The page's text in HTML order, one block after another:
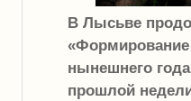
В Лысьве
нынешнего
прошлой